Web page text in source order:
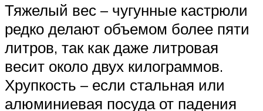
Тяжелый вес – чугунные кастрюли
редко делают объемом более пяти
литров, так как даже литровая
весит около двух килограммов.
Хрупкость – если стальная или
алюминиевая посуда от падения